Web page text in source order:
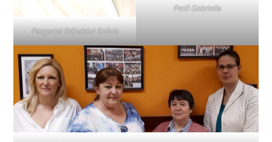
Pergerné Rábaközi Szilvia
Pető Gabriella